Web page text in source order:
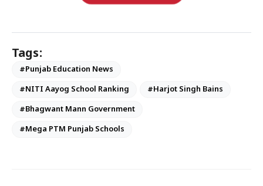
Tags:
#Punjab Education News
#NITI Aayog School Ranking
#Harjot Singh Bains
#Bhagwant Mann Government
#Mega PTM Punjab Schools